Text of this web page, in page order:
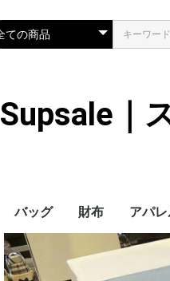
Supsale｜
バッグ
Hermes
LOUIS VUITTON
Chanel
Loewe
Celine
Dior
Gucci
Fendi
Prada
Balenciaga
MiuMiu
財布
HERMES
CHANEL
LOUIS VUITTON
Celine
YSL
Miu Miu
Prada
Gucci
Fendi
アパ
ハイ
THE